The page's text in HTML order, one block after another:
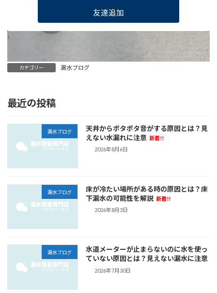
友達追加
カテゴリー 漏水ブログ
最近の投稿
漏水ブログ
天井からポタポタ音がする原因とは？見
えない水漏れに注意 新着!!
2026年8月6日
漏水ブログ
床が冷たい場所がある時の原因とは？床
下漏水の可能性を解説 新着!!
2026年8月3日
漏水ブログ
水道メーターが止まらないのに水を使っ
ていない原因とは？見えない漏水に注意
2026年7月30日